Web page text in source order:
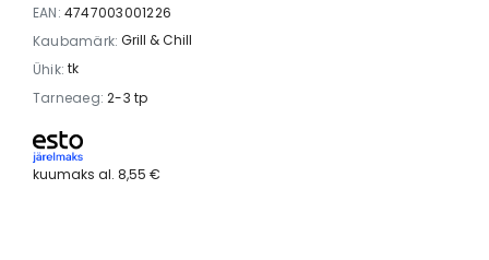
EAN: 4747003001226
Kaubamärk: Grill & Chill
Ühik: tk
Tarneaeg: 2-3 tp
kuumaks al. 8,55 €